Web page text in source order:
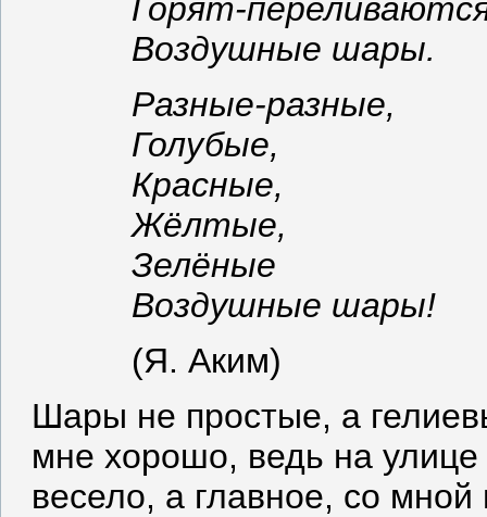
Горят-
Воздушные шары.
Разные-разные,
Голубые,
Красные,
Жёлтые,
Зелёные
Воздушные шары!
(Я. Аким)
Шары не простые, а
мне хорошо, ведь на улице
весело, а главное, со